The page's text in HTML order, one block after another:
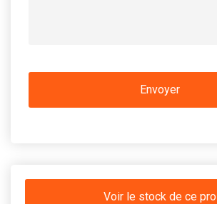
Voir le stock de ce pro